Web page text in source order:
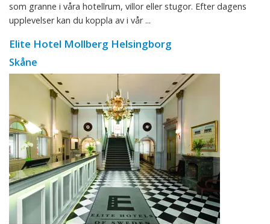
som granne i våra hotellrum, villor eller stugor. Efter dagens
upplevelser kan du koppla av i vår ...
Elite Hotel Mollberg Helsingborg
Skåne